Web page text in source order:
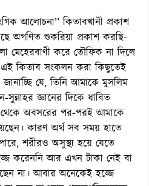
আলোচনা’’ কিতাবখানী প্রকাশ
অগণিত শুকরিয়া প্রকাশ করছি-
মেহেরবাণী করে তৌফিক না দিলে
এই কিতাব সংকলন করা কিছুতেই
যে, তিনি আমাকে মুসলিম
জ্ঞানের দিকে ধাবিত
থেকে অবসরের পর-পরই আমাকে
কারণ অর্থ সব সময় হাতে
শরীরও অসুস্থ্য হয়ে যেতে
করেননি আর এখন টাকা নেই বা
না। আবার অনেকেই হজ্জে